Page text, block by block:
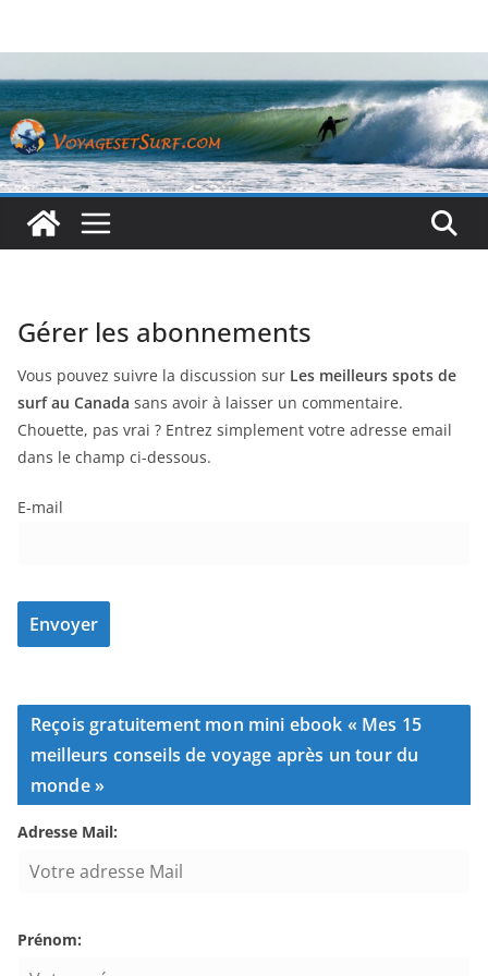
contenu
Gérer les abonnements
Vous pouvez suivre la discussion sur Les meilleurs spots de
surf au Canada sans avoir à laisser un commentaire.
Chouette, pas vrai ? Entrez simplement votre adresse email
dans le champ ci-dessous.
E-mail
Reçois gratuitement mon mini ebook « Mes 15
meilleurs conseils de voyage après un tour du
monde »
Adresse Mail:
Prénom: